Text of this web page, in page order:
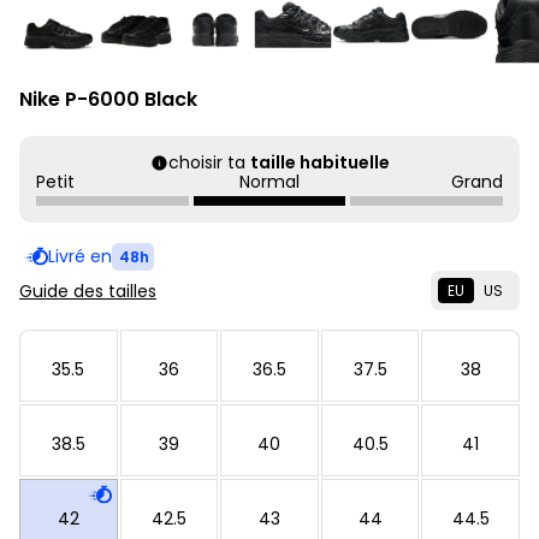
Nike P-6000 Black
choisir ta taille habituelle
Petit
Normal Grand
Livré en 48h
Guide des tailles EU US
35.5 36 36.5 37.5 38
38.5 39 40 40.5 41
42 42.5 43 44 44.5